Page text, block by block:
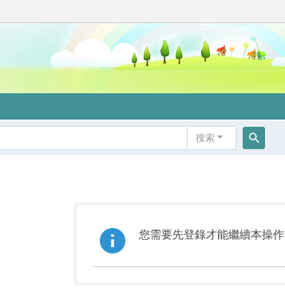
搜索
您需要先登錄才能繼續本操作